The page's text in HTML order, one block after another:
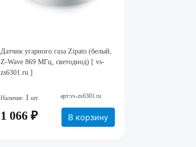
Датчик угарного газа Zipato (белый,
Z-Wave 869 МГц, светодиод) [ vs-
zs6301.ru ]
Наличие: 1 шт. арт:vs-zs6301.ru
1 066 ₽ В корзину